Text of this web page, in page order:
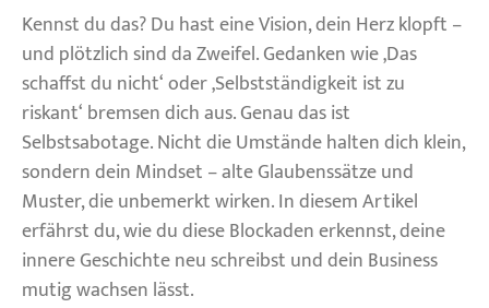
Kennst du das? Du hast eine Vision, dein Herz klopft –
und plötzlich sind da Zweifel. Gedanken wie ‚Das
schaffst du nicht‘ oder ‚Selbstständigkeit ist zu
riskant‘ bremsen dich aus. Genau das ist
Selbstsabotage. Nicht die Umstände halten dich klein,
sondern dein Mindset – alte Glaubenssätze und
Muster, die unbemerkt wirken. In diesem Artikel
erfährst du, wie du diese Blockaden erkennst, deine
innere Geschichte neu schreibst und dein Business
mutig wachsen lässt.